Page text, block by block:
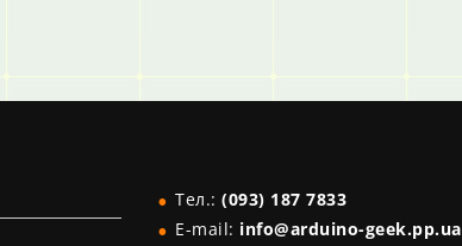
Тел.: (093) 187 7833
E-mail: info@arduino-geek.pp.ua